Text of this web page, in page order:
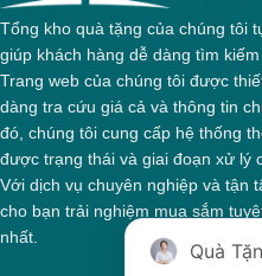
Tổng kho quà tặng của chúng tôi
giúp khách hàng dễ dàng tìm
Trang web của chúng tôi được
dàng tra cứu giá cả và thông tin
đó, chúng tôi cung cấp hệ thống
được trạng thái và giai đoạn xử lý
Với dịch vụ chuyên nghiệp và tận
cho bạn trải nghiệm mua sắm
nhất.
Quà